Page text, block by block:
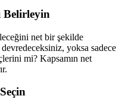
Belirleyin
net bir şekilde
yoksa sadece
mi? Kapsamın net